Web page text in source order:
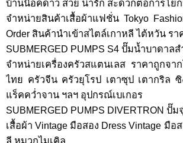
บ้านน๊อคดาว สวย น่ารัก สะดวกต่อการโย
จำหน่ายสินค้าเสื้อผ้าแฟชั่น Tokyo
Order สินค้านำเข้าสไตล์เกาหลี ไต้หวัน
SUBMERGED PUMPS S4 ปั๊มน้ำบาดาล
จำหน่ายเครื่องครัวสแตนเลส ราคาถูกจา
ไทย ครัวจีน ครัวยุโรป เตาซุป เตากริล
แร็คคว่ำจาน ฯลฯ อุปกรณ์เบเกอร
SUBMERGED PUMPS DIVERTRON
เสื้อผ้า Vintage มือสอง Dress Vintage มื
ลี หมวกไมเคิล